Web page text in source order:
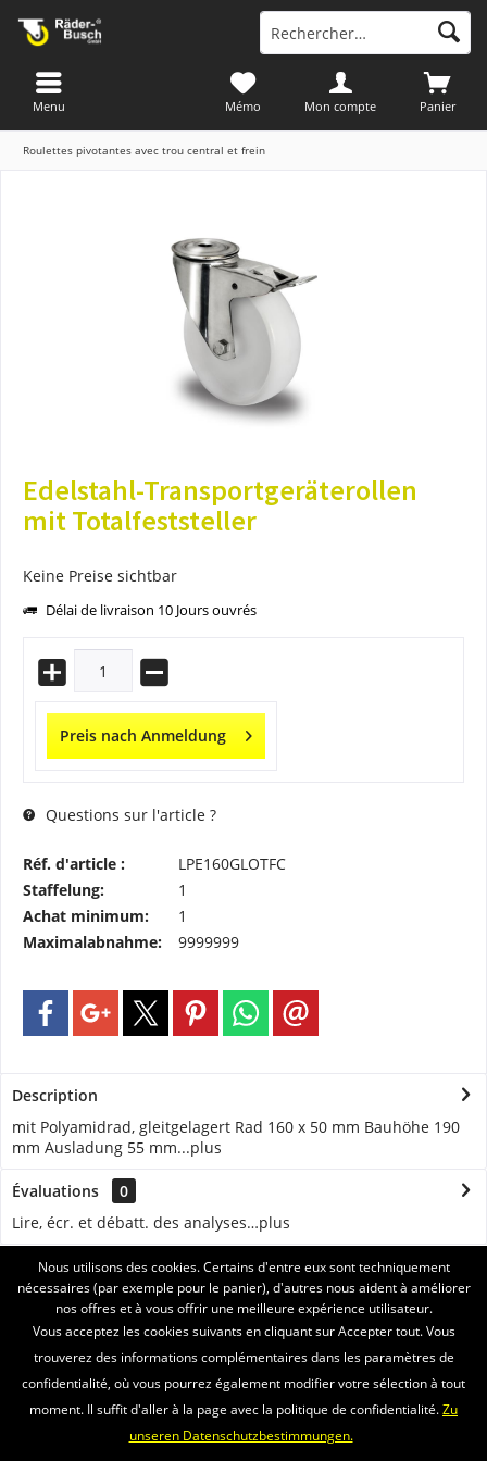
Panier
Mémo Mon compte
Menu
Roulettes pivotantes avec trou central et frein
Edelstahl-Transportgeräterollen
mit Totalfeststeller
Keine Preise sichtbar
Délai de livraison 10 Jours ouvrés
Preis nach Anmeldung
Questions sur l'article ?
Réf. d'article :
LPE160GLOTFC
Staffelung:
1
Achat minimum:
1
Maximalabnahme:
9999999
Description
mit Polyamidrad, gleitgelagert Rad 160 x 50 mm Bauhöhe 190
mm Ausladung 55 mm...plus
Évaluations
0
Lire, écr. et débatt. des analyses…plus
ASSISTANCE
SERVICE
INFORMATIONS
Nous utilisons des cookies. Certains d'entre eux sont techniquement
nécessaires (par exemple pour le panier), d'autres nous aident à améliorer
nos offres et à vous offrir une meilleure expérience utilisateur.
Vous acceptez les cookies suivants en cliquant sur Accepter tout. Vous
trouverez des informations complémentaires dans les paramètres de
confidentialité, où vous pourrez également modifier votre sélection à tout
moment. Il suffit d'aller à la page avec la politique de confidentialité.Zu
unseren Datenschutzbestimmungen.